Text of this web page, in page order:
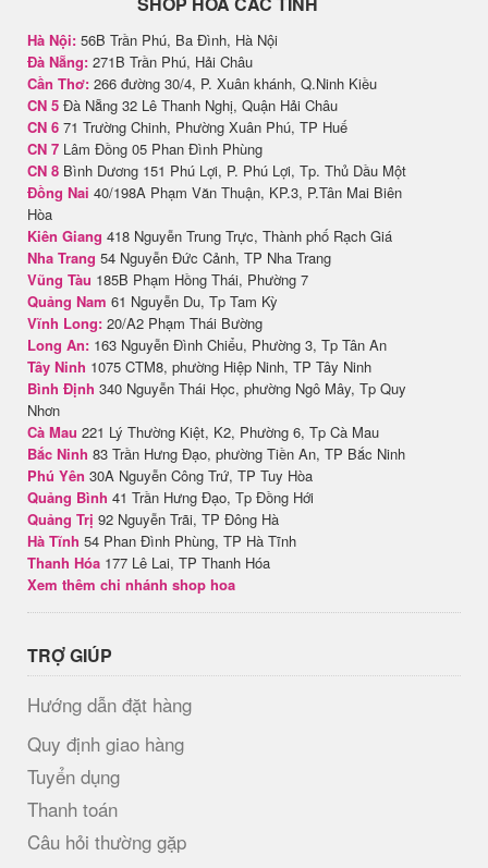
Hà Nội: 56B Trần Phú, Ba Đình, Hà Nội
Đà Nẵng: 271B Trần Phú, Hải Châu
Cần Thơ: 266 đường 30/4, P. Xuân khánh, Q.Ninh Kiều
CN 5 Đà Nẵng 32 Lê Thanh Nghị, Quận Hải Châu
CN 6 71 Trường Chinh, Phường Xuân Phú, TP Huế
CN 7 Lâm Đồng 05 Phan Đình Phùng
CN 8 Bình Dương 151 Phú Lợi, P. Phú Lợi, Tp. Thủ Dầu Một
Đồng Nai 40/198A Phạm Văn Thuận, KP.3, P.Tân Mai Biên
Hòa
Kiên Giang 418 Nguyễn Trung Trực, Thành phố Rạch Giá
Nha Trang 54 Nguyễn Đức Cảnh, TP Nha Trang
Vũng Tàu 185B Phạm Hồng Thái, Phường 7
Quảng Nam 61 Nguyễn Du, Tp Tam Kỳ
Vĩnh Long: 20/A2 Phạm Thái Bường
Long An: 163 Nguyễn Đình Chiểu, Phường 3, Tp Tân An
Tây Ninh 1075 CTM8, phường Hiệp Ninh, TP Tây Ninh
Bình Định 340 Nguyễn Thái Học, phường Ngô Mây, Tp Quy
Nhơn
Cà Mau 221 Lý Thường Kiệt, K2, Phường 6, Tp Cà Mau
Bắc Ninh 83 Trần Hưng Đạo, phường Tiền An, TP Bắc Ninh
Phú Yên 30A Nguyễn Công Trứ, TP Tuy Hòa
Quảng Bình 41 Trần Hưng Đạo, Tp Đồng Hới
Quảng Trị 92 Nguyễn Trãi, TP Đông Hà
Hà Tĩnh 54 Phan Đình Phùng, TP Hà Tĩnh
Thanh Hóa 177 Lê Lai, TP Thanh Hóa
Xem thêm chi nhánh shop hoa
TRỢ GIÚP
Hướng dẫn đặt hàng
Quy định giao hàng
Tuyển dụng
Thanh toán
Câu hỏi thường gặp